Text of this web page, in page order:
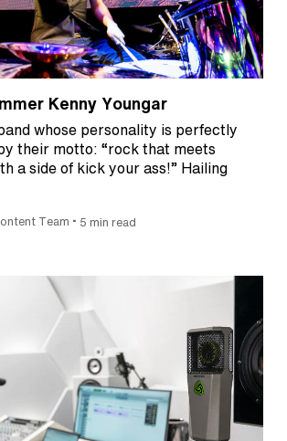
Kenny Youngar
whose personality is perfectly
their motto: “rock that meets
a side of kick your ass!” Hailing
Team • 5 min read